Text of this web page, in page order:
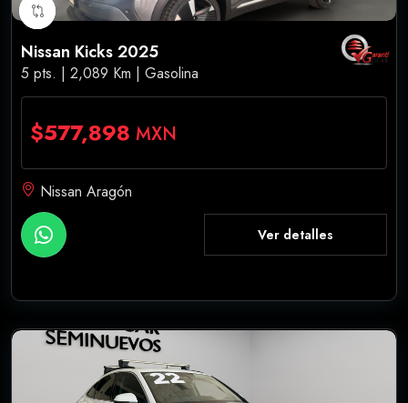
Nissan Kicks 2025
5 pts. | 2,089 Km | Gasolina
$577,898 MXN
Nissan Aragón
Ver detalles